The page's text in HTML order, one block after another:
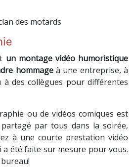
un montage vidéo humoristique
hommageà une entreprise, à
des collègues pour différentes
ou de vidéos comiques est
par tous dans la soirée,
à une courte prestation vidéo
a été faite sur mesure pour vous.